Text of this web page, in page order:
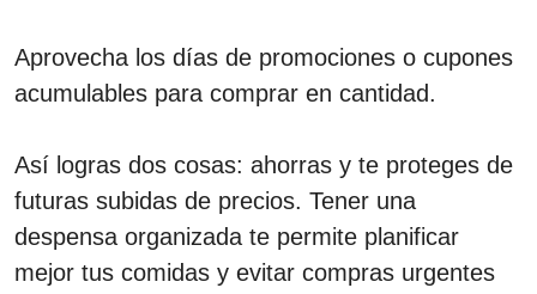
Aprovecha los días de promociones o cupones
acumulables para comprar en cantidad.
Así logras dos cosas: ahorras y te proteges de
futuras subidas de precios. Tener una
despensa organizada te permite planificar
mejor tus comidas y evitar compras urgentes